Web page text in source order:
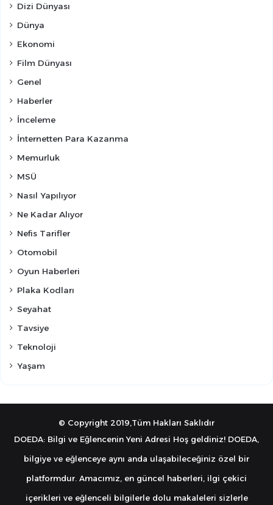
Dizi Dünyası
Dünya
Ekonomi
Film Dünyası
Genel
Haberler
İnceleme
İnternetten Para Kazanma
Memurluk
MSÜ
Nasıl Yapılıyor
Ne Kadar Alıyor
Nefis Tarifler
Otomobil
Oyun Haberleri
Plaka Kodları
Seyahat
Tavsiye
Teknoloji
Yaşam
© Copyright 2019,Tüm Hakları Saklıdır
DOEDA: Bilgi ve Eğlencenin Yeni Adresi Hoş geldiniz! DOEDA,
bilgiye ve eğlenceye aynı anda ulaşabileceğiniz özel bir
platformdur. Amacımız, en güncel haberleri, ilgi çekici
içerikleri ve eğlenceli bilgilerle dolu makaleleri sizlerle